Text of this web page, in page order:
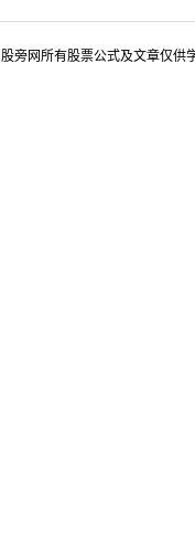
股旁网所有股票公式及文章仅供